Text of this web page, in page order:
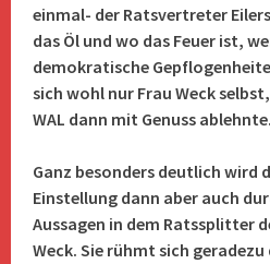
einmal- der Ratsvertreter
das Öl und wo das Feuer ist,
demokratische
sich wohl nur Frau Weck
WAL dann mit Genuss ablehnte.
Ganz besonders deutlich wird
Einstellung dann aber auch
Aussagen in dem Ratssplitter
Weck. Sie rühmt sich